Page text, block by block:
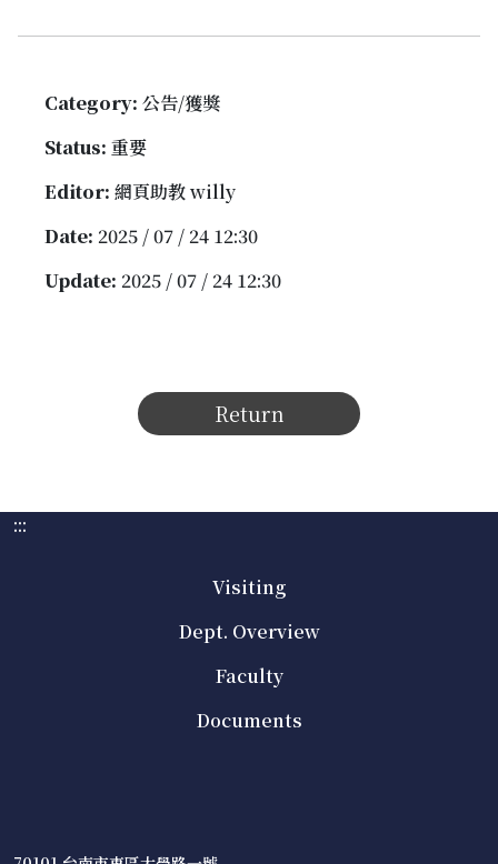
Category: 公告/獲獎
Status: 重要
Editor: 網頁助教 willy
Date: 2025 / 07 / 24 12:30
Update: 2025 / 07 / 24 12:30
Return
:::
Visiting
Dept. Overview
Faculty
Documents